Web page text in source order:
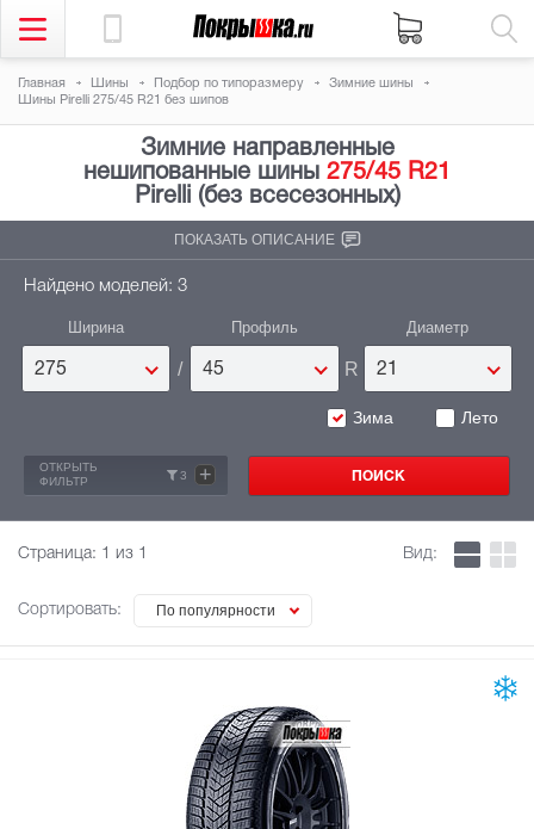
Главная Шины Подбор по типоразмеру
Зимние шины
Шины Pirelli 275/45 R21 без шипов
Зимние направленные
нешипованные шины 275/45 R21
Pirelli (без всесезонных)
ПОКАЗАТЬ ОПИСАНИЕ
Найдено моделей: 3
Ширина
275 /
Профиль
45 R
Диаметр
21
Зима Лето
ОТКРЫТЬ
ФИЛЬТР
3 +
Страница: 1 из 1
Сортировать: По популярности
Вид: